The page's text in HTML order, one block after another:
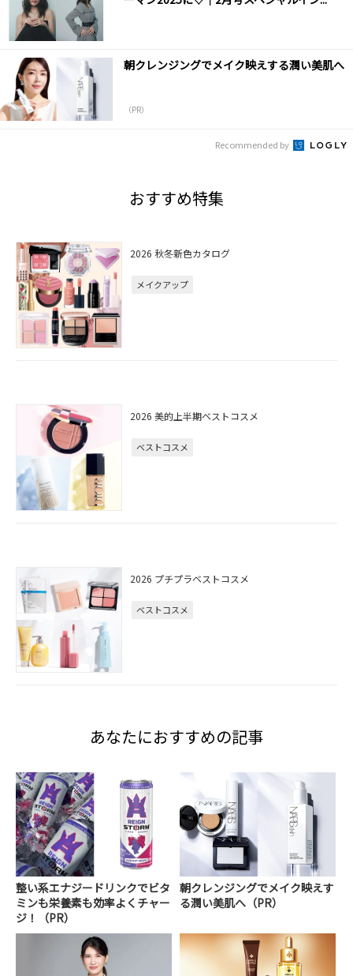
朝クレンジングでメイク映えする潤い美肌へ
（PR）
Recommended by
おすすめ特集
2026 秋冬新色カタログ
メイクアップ
2026 美的上半期ベストコスメ
ベストコスメ
2026 プチプラベストコスメ
ベストコスメ
あなたにおすすめの記事
整い系エナジードリンクでビタ
ミンも栄養素も効率よくチャー
ジ！（PR）
朝クレンジングでメイク映えす
る潤い美肌へ（PR）